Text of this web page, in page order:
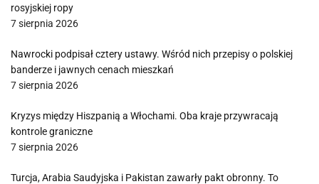
rosyjskiej ropy
7 sierpnia 2026
Nawrocki podpisał cztery ustawy. Wśród nich przepisy o polskiej
banderze i jawnych cenach mieszkań
7 sierpnia 2026
Kryzys między Hiszpanią a Włochami. Oba kraje przywracają
kontrole graniczne
7 sierpnia 2026
Turcja, Arabia Saudyjska i Pakistan zawarły pakt obronny. To